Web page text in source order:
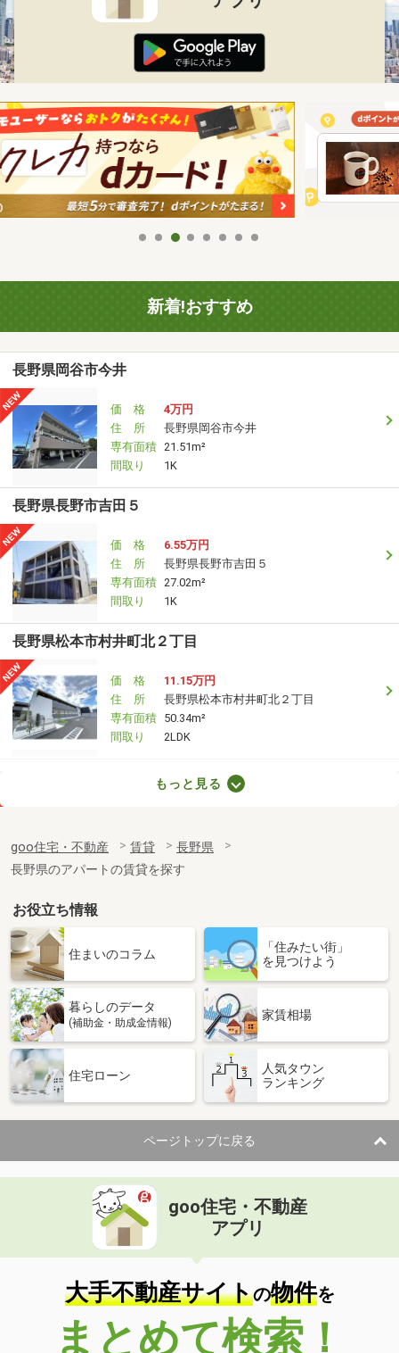
新着!おすすめ
長野県岡谷市今井
価 格
4万円
住 所
長野県岡谷市今井
専有面積 21.51m²
間取り
1K
長野県長野市吉田５
価 格
6.55万円
住 所
長野県長野市吉田５
専有面積 27.02m²
間取り
1K
長野県松本市村井町北２丁目
価 格
11.15万円
住 所
長野県松本市村井町北２丁目
専有面積 50.34m²
間取り
2LDK
長野県長野市三輪５丁目
専有面積
26.71m²
間取り
1K
長野県松本市村井町北２丁目
価 格
長野県松本市村井町北２丁目
専有面積 40.07m²
間取り
長野県諏訪市高島４
住 所
長野県諏訪市高島４
専有面積 23.61m²
間取り
1K
長野県小諸市大字森山
価 格
住 所
長野県小諸市大字森山
専有面積 38.83m²
間取り
2K
長野県松本市大手１丁目
もっと見る
goo住宅・不動産 賃貸
長野県
長野県のアパートの賃貸を探す
お役立ち情報
住まいのコラム
「住みたい街」
を見つけよう
暮らしのデータ
(補助金・助成金情報)
家賃相場
住宅ローン
人気タウン
ランキング
ページトップに戻る
goo住宅・不動産
アプリ
大手不動産サイトの物件を
まとめて検索！